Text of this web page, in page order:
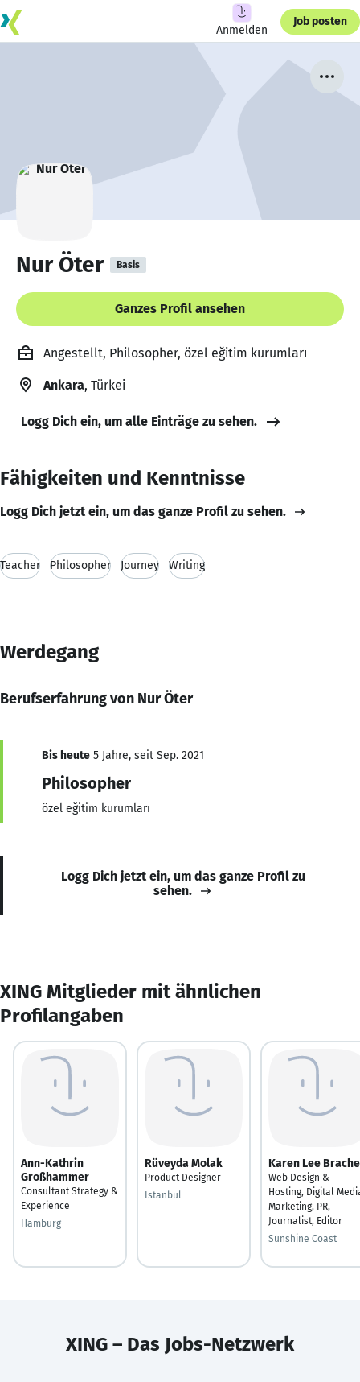
Anmelden
Job posten
Nur Öter Basis
Ganzes Profil ansehen
Angestellt, Philosopher, özel eğitim kurumları
Ankara, Türkei
Logg Dich ein, um alle Einträge zu sehen.
Fähigkeiten und Kenntnisse
Logg Dich jetzt ein, um das ganze Profil zu sehen.
Teacher Philosopher Journey Writing
Werdegang
Berufserfahrung von Nur Öter
Bis heute 5 Jahre, seit Sep. 2021
Philosopher
özel eğitim kurumları
Logg Dich jetzt ein, um das ganze Profil zu
sehen.
XING Mitglieder mit ähnlichen
Profilangaben
Ann-Kathrin
Großhammer
Consultant Strategy &
Experience
Hamburg
Rüveyda Molak
Product Designer
Istanbul
Karen Lee
Web Design &
Hosting, Digital
Marketing, PR,
Journalist, Editor
Sunshine Coast
XING – Das Jobs-Netzwerk